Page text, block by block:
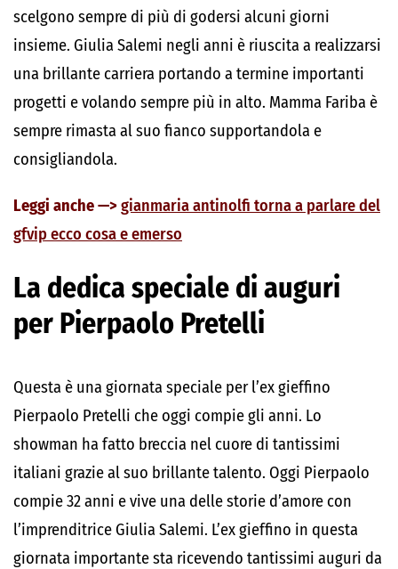
scelgono sempre di più di godersi alcuni giorni
insieme. Giulia Salemi negli anni è riuscita a realizzarsi
una brillante carriera portando a termine importanti
progetti e volando sempre più in alto. Mamma Fariba è
sempre rimasta al suo fianco supportandola e
consigliandola.
Leggi anche —>gianmaria antinolfi torna a parlare del
gfvip ecco cosa e emerso
La dedica speciale di auguri
per Pierpaolo Pretelli
Questa è una giornata speciale per l’ex gieffino
Pierpaolo Pretelli che oggi compie gli anni. Lo
showman ha fatto breccia nel cuore di tantissimi
italiani grazie al suo brillante talento. Oggi Pierpaolo
compie 32 anni e vive una delle storie d’amore con
l’imprenditrice Giulia Salemi. L’ex gieffino in questa
giornata importante sta ricevendo tantissimi auguri da